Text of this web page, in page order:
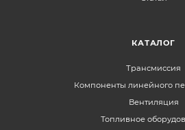
КАТАЛОГ
Трансмиссия
Компоненты линейного
Вентиляция
Топливное